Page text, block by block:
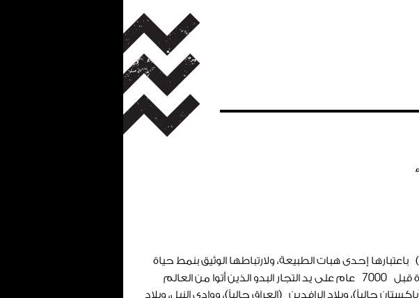
إحدى هبات الطبيعة، ولارتباطها الوثيق بنمط حياة
قبل 7000
عام على يد التجار البدو الذين أتوا من العالم
حالياً)، وبلاد الرافدين (العراق حالياً)، ووادي النيل، وبلاد